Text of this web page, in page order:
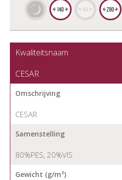
Kwaliteitsnaam
CESAR
Omschrijving
CESAR
Samenstelling
80%PES, 20%VIS
Gewicht (g/m²)